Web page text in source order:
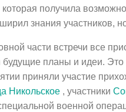
получила
знания участников,
части встречи все
будущие планы и идеи.
приняли участие
Никольское , участники
военной